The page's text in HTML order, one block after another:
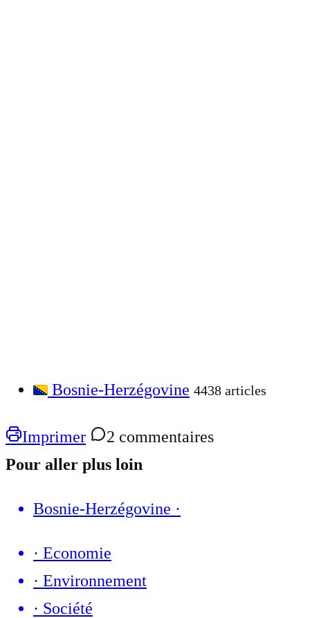
Bosnie-Herzégovine 4438 articles
Imprimer
2 commentaires
Pour aller plus loin
Bosnie-Herzégovine ·
· Economie
· Environnement
· Société